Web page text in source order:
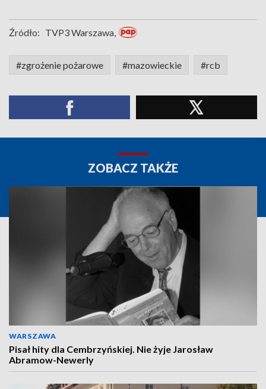
Źródło: TVP3 Warszawa,
#zgrożenie pożarowe #mazowieckie #rcb
ZOBACZ TAKŻE
WARSZAWA
Pisał hity dla Cembrzyńskiej. Nie żyje Jarosław
Abramow-Newerly